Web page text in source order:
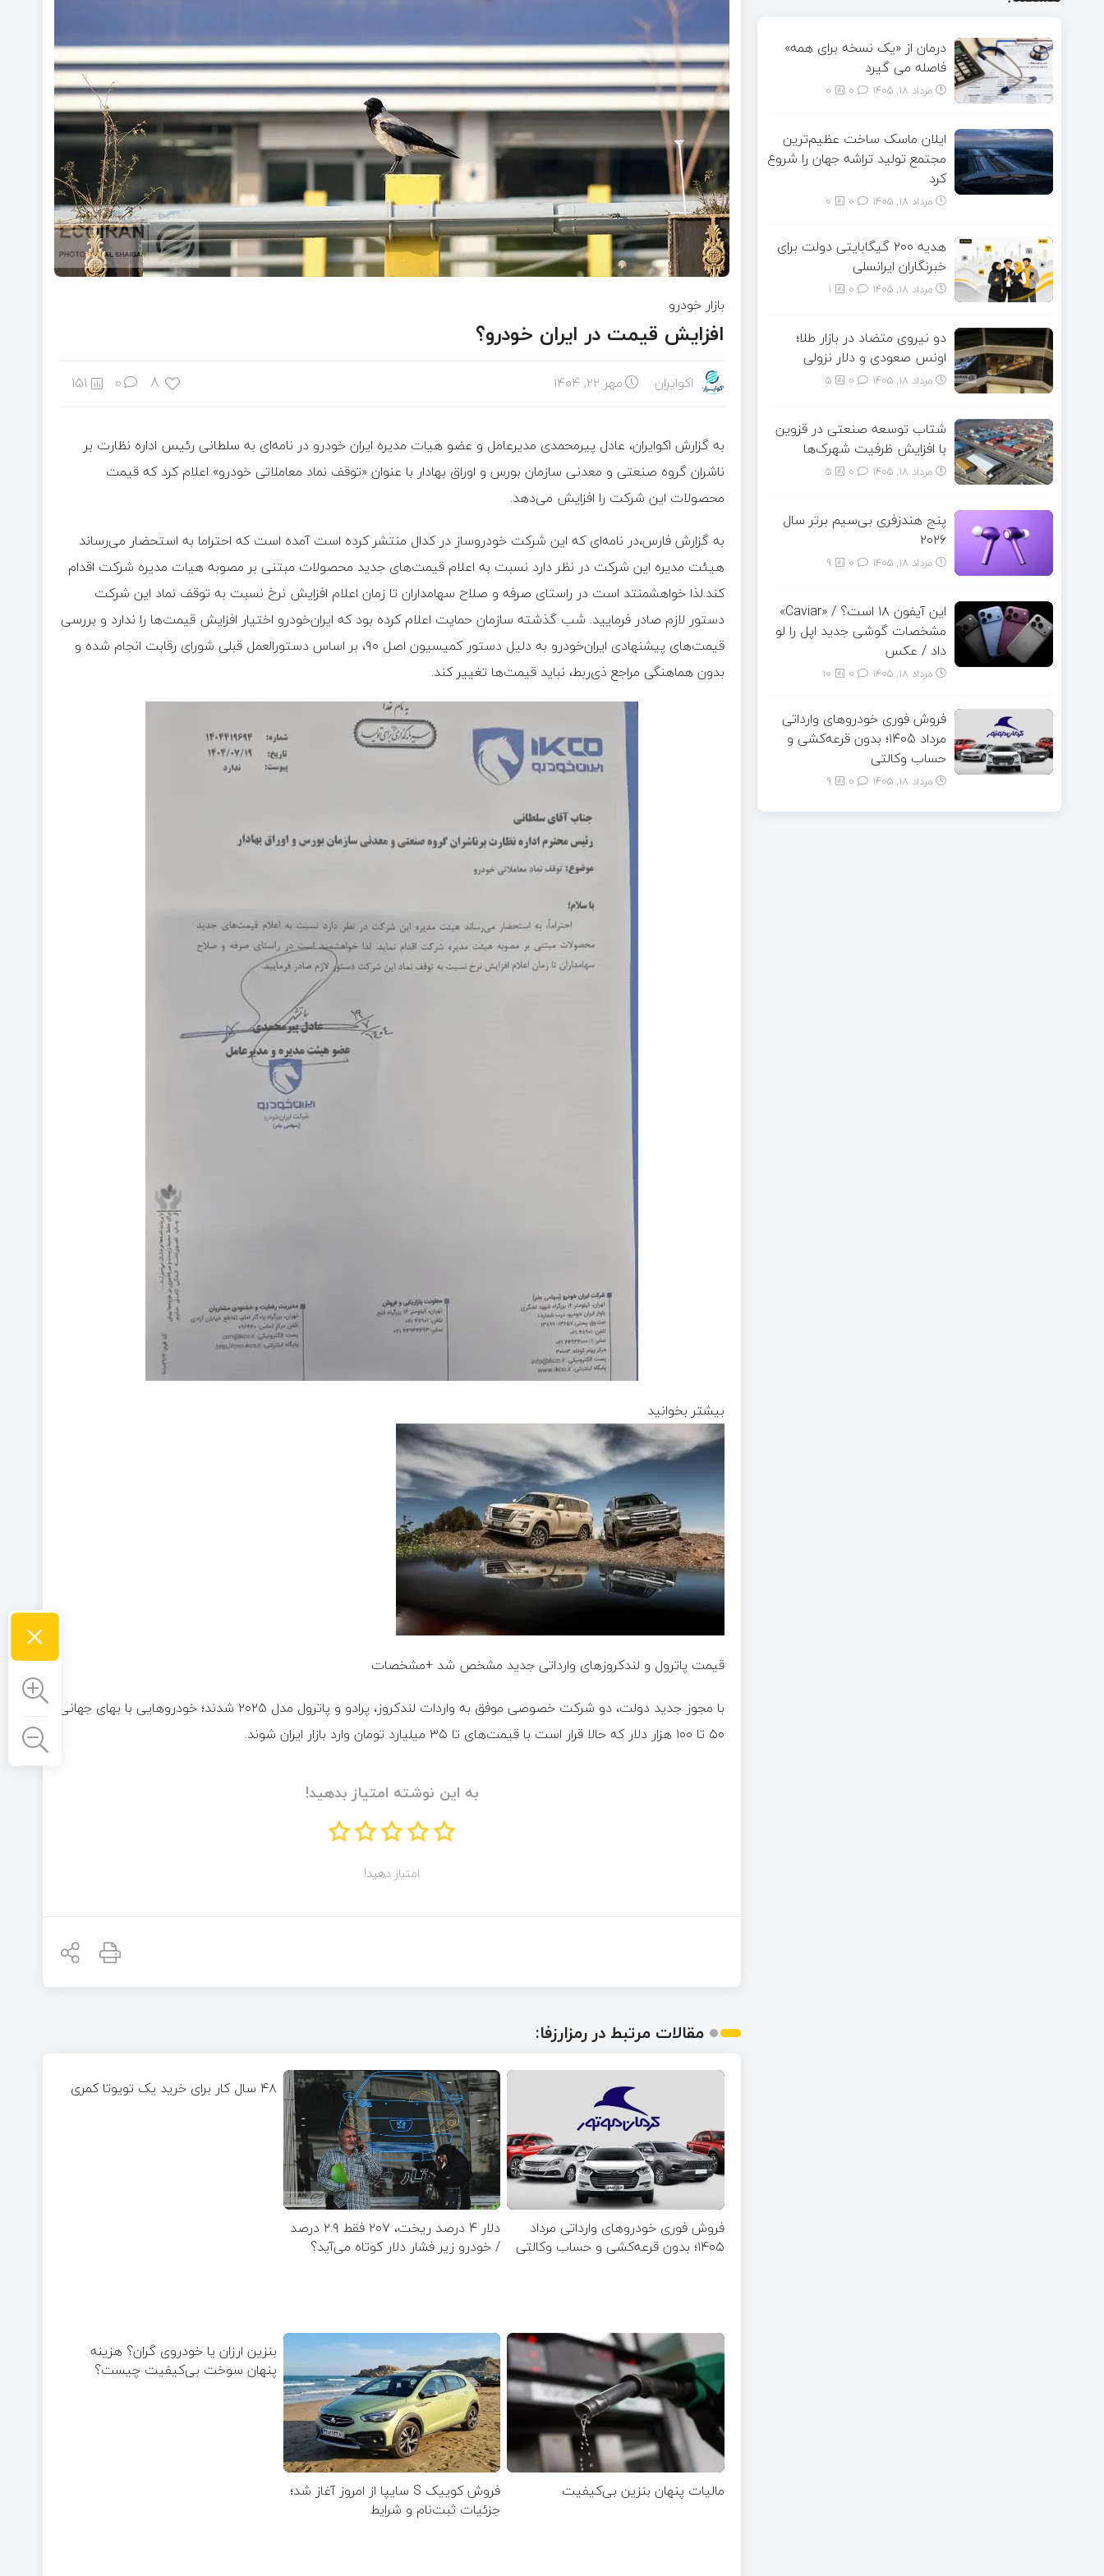
بازار خودرو
افزایش قیمت در ایران خودرو؟
اکوایران مهر ۲۲, ۱۴۰۴ 8
0
151
به گزارش اکوایران، عادل پیرمحمدی مدیرعامل و عضو هیات مدیره ایران خودرو در نامه‌ای به سلطانی رئیس اداره نظارت بر
ناشران گروه صنعتی و معدنی سازمان بورس و اوراق بهادار با عنوان «توقف نماد معاملاتی خودرو» اعلام کرد که قیمت
محصولات این شرکت را افزایش می‌دهد.
به گزارش فارس،در نامه‌ای که این شرکت خودروساز در کدال منتشر کرده است آمده است که احتراما به استحضار می‌رساند
هیئت مدیره این شرکت در نظر دارد نسبت به اعلام قیمت‌های جدید محصولات مبتنی بر مصوبه هیات مدیره شرکت اقدام
کند.لذا خواهشمنتد است در راستای صرفه و صلاح سهامداران تا زمان اعلام افزایش نرخ نسبت به توقف نماد این شرکت
دستور لازم صادر فرمایید. شب گذشته سازمان حمایت اعلام کرده بود که ایران‌خودرو اختیار افزایش قیمت‌ها را ندارد و بررسی
قیمت‌های پیشنهادی ایران‌خودرو به‌ دلیل دستور کمیسیون اصل ۹۰، بر اساس دستورالعمل قبلی شورای رقابت انجام شده و
بدون هماهنگی مراجع ذی‌ربط، نباید قیمت‌ها تغییر کند.
بیشتر بخوانید
قیمت پاترول و لندکروزهای وارداتی جدید مشخص شد +مشخصات
با مجوز جدید دولت، دو شرکت خصوصی موفق به واردات لندکروز، پرادو و پاترول مدل ۲۰۲۵ شدند؛ خودروهایی با بهای جهانی
۵۰ تا ۱۰۰ هزار دلار که حالا قرار است با قیمت‌های تا ۳۵ میلیارد تومان وارد بازار ایران شوند.
به این نوشته امتیاز بدهید!
امتیاز دهید!
مقالات مرتبط در رمزارزفا:
فروش فوری خودروهای وارداتی مرداد
۱۴۰۵؛ بدون قرعه‌کشی و حساب وکالتی
دلار ۴ درصد ریخت، ۲۰۷ فقط ۲.۹ درصد
/ خودرو زیر فشار دلار کوتاه می‌آید؟
۴۸ سال کار برای خرید یک تویوتا کمری
مالیات پنهان بنزین بی‌کیفیت
فروش کوییک S سایپا از امروز آغاز شد؛
جزئیات ثبت‌نام و شرایط
بنزین ارزان یا خودروی گران؟ هزینه
پنهان سوخت بی‌کیفیت چیست؟
درمان از «یک نسخه برای همه»
فاصله می گیرد
مرداد ۱۸, ۱۴۰۵ 0
ایلان ماسک ساخت عظیم‌ترین
مجتمع تولید تراشه جهان را شروع
کرد
مرداد ۱۸, ۱۴۰۵ 0
هدیه ۲۰۰ گیگابایتی دولت برای
خبرنگاران ایرانسلی
مرداد ۱۸, ۱۴۰۵ 1
دو نیروی متضاد در بازار طلا؛
اونس صعودی و دلار نزولی
مرداد ۱۸, ۱۴۰۵ 5
شتاب توسعه صنعتی در قزوین
با افزایش ظرفیت شهرک‌ها
مرداد ۱۸, ۱۴۰۵ 5
پنج هندزفری بی‌سیم برتر سال
۲۰۲۶
مرداد ۱۸, ۱۴۰۵ 9
این آیفون ۱۸ است؟ / «Caviar»
مشخصات گوشی جدید اپل را لو
داد / عکس
مرداد ۱۸, ۱۴۰۵ 10
فروش فوری خودروهای وارداتی
مرداد ۱۴۰۵؛ بدون قرعه‌کشی و
حساب وکالتی
مرداد ۱۸, ۱۴۰۵ 9
×